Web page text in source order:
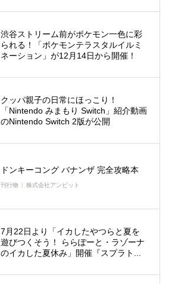
渋谷ストリーム前がポケモン一色に彩
られる！「ポケモンテラスタルイルミ
ネーション」が12月14日から開催！
クッパ親子の日常にほっこり！
「Nintendo みまもり Switch」紹介動画
のNintendo Switch 2版が公開
ドンキーコング バナンザ 完全攻略本
刊行物 株式会社アンビット
7月22日より「イカしたやつらと夏を
遊びつくそう！ ららぽーと・ラゾーナ
のイカした夏休み」開催『スプラト...